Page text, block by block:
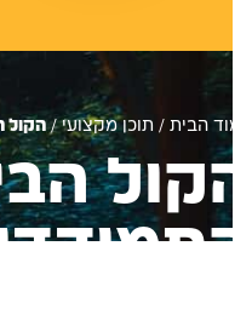
הבית/תוכן מקצועי/הקול